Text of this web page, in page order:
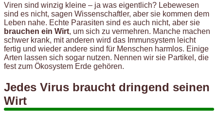
Viren sind winzig kleine – ja was eigentlich? Lebewesen
sind es nicht, sagen Wissenschaftler, aber sie kommen dem
Leben nahe. Echte Parasiten sind es auch nicht, aber sie
brauchen ein Wirt, um sich zu vermehren. Manche machen
schwer krank, mit anderen wird das Immunsystem leicht
fertig und wieder andere sind für Menschen harmlos. Einige
Arten lassen sich sogar nutzen. Nennen wir sie Partikel, die
fest zum Ökosystem Erde gehören.
Jedes Virus braucht dringend seinen
Wirt